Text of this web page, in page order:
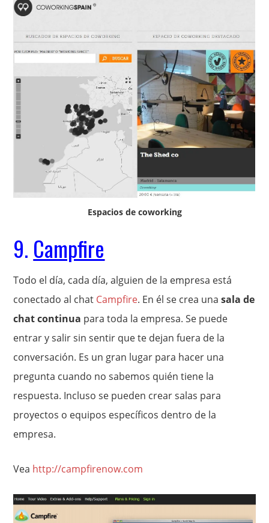
Espacios de coworking
9. Campfire
Todo el día, cada día, alguien de la empresa está
conectado al chat Campfire. En él se crea una sala de
chat continua para toda la empresa. Se puede
entrar y salir sin sentir que te dejan fuera de la
conversación. Es un gran lugar para hacer una
pregunta cuando no sabemos quién tiene la
respuesta. Incluso se pueden crear salas para
proyectos o equipos específicos dentro de la
empresa.
Vea http://campfirenow.com